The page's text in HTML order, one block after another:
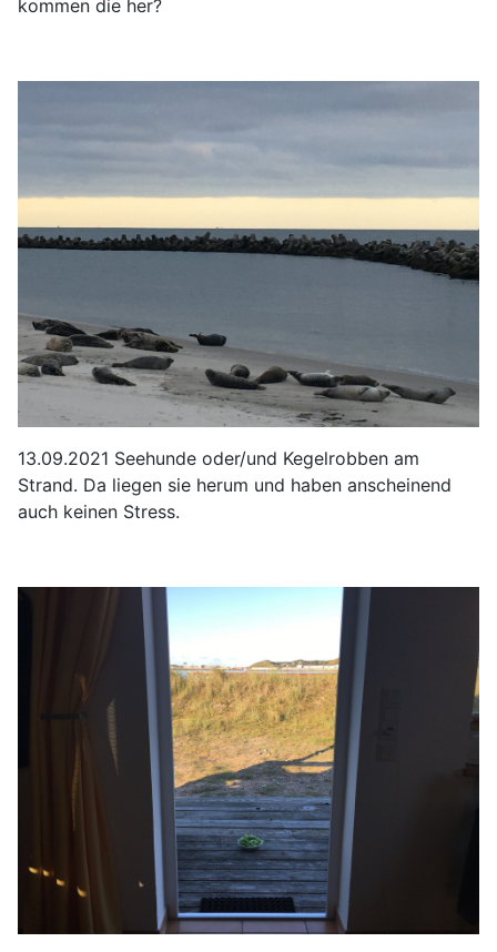
kommen die her?
13.09.2021 Seehunde oder/und Kegelrobben am
Strand. Da liegen sie herum und haben anscheinend
auch keinen Stress.